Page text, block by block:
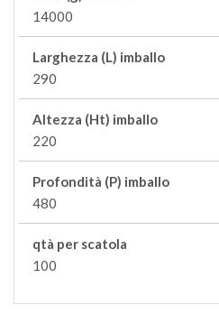
14000
Larghezza (L) imballo
290
Altezza (Ht) imballo
220
Profondità (P) imballo
480
qtà per scatola
100